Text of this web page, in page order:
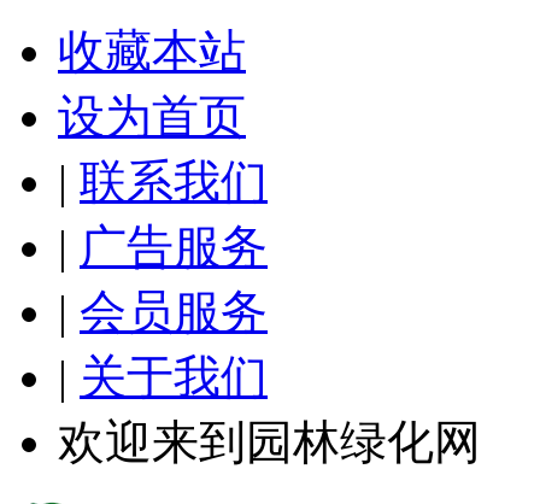
收藏本站
设为首页
| 联系我们
| 广告服务
| 会员服务
| 关于我们
欢迎来到园林绿化网